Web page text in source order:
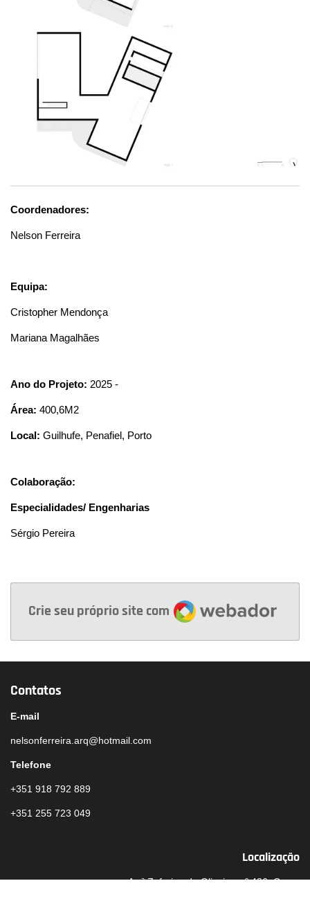
Coordenadores:
Nelson Ferreira
Equipa:
Cristopher Mendonça
Mariana Magalhães
Ano do Projeto: 2025 -
Área: 400,6M2
Local: Guilhufe, Penafiel, Porto
Colaboração:
Especialidades/ Engenharias
Sérgio Pereira
Crie seu próprio site com
Webador
Contatos
E-mail
nelsonferreira.arq@hotmail.com
Telefone
+351 918 792 889
+351 255 723 049
Localização
Av.ª Zeferino de Oliveira, nº 486, Croca